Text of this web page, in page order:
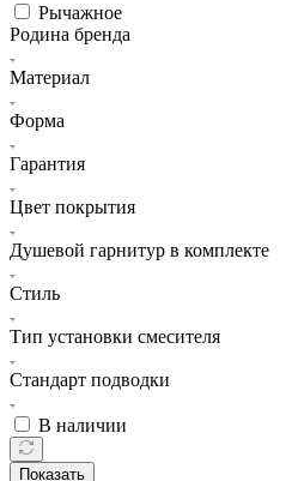
Рычажное
Родина бренда
Материал
Форма
Гарантия
Цвет покрытия
Душевой гарнитур в комплекте
Стиль
Тип установки смесителя
Стандарт подводки
В наличии
Показать